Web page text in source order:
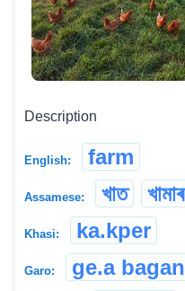
Description
English: farm
Assamese: খাত খামাৰ
Khasi: ka.kper
Garo: ge.a bagan